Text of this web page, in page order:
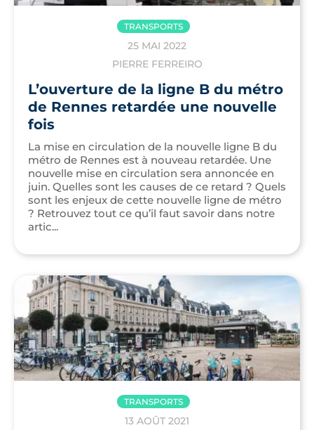
TRANSPORTS
25 MAI 2022
PIERRE FERREIRO
L’ouverture de la ligne B du métro
de Rennes retardée une nouvelle
fois
La mise en circulation de la nouvelle ligne B du
métro de Rennes est à nouveau retardée. Une
nouvelle mise en circulation sera annoncée en
juin. Quelles sont les causes de ce retard ? Quels
sont les enjeux de cette nouvelle ligne de métro
? Retrouvez tout ce qu’il faut savoir dans notre
artic...
TRANSPORTS
13 AOÛT 2021